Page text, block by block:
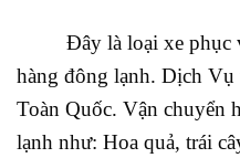
Đây là loại xe phục
hàng đông lạnh. Dịch Vụ
Toàn Quốc. Vận chuyển
lạnh như: Hoa quả, trái